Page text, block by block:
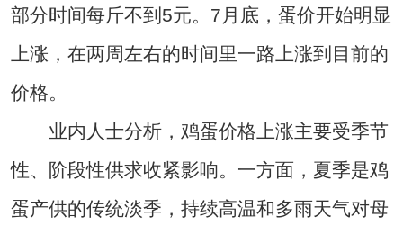
部分时间每斤不到5元。7月底，蛋价开始明显
上涨，在两周左右的时间里一路上涨到目前的
价格。
业内人士分析，鸡蛋价格上涨主要受季节
性、阶段性供求收紧影响。一方面，夏季是鸡
蛋产供的传统淡季，持续高温和多雨天气对母